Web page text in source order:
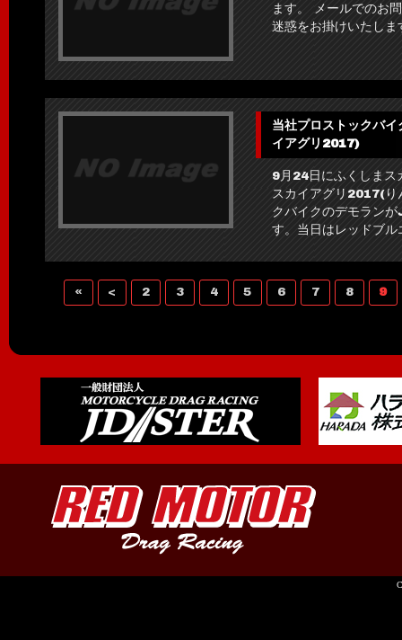
ます。 メールでのお
迷惑をお掛けいたし
当社プロストックバ
イアグリ2017)
9月24日にふくしまス
スカイアグリ2017(り
クバイクのデモラン
す。当日はレッドブ
« < 2 3 4 5 6 7 8 9